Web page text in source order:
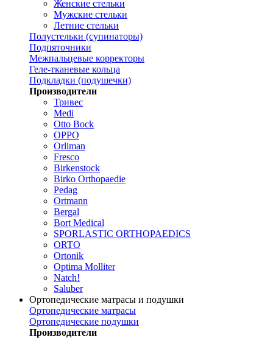
Женские стельки
Мужские стельки
Летние стельки
Полустельки (супинаторы)
Подпяточники
Межпальцевые корректоры
Геле-тканевые кольца
Подкладки (подушечки)
Производители
Тривес
Medi
Otto Bock
OPPO
Orliman
Fresco
Birkenstock
Birko Orthopaedie
Pedag
Ortmann
Bergal
Bort Medical
SPORLASTIC ORTHOPAEDICS
ORTO
Ortonik
Optima Molliter
Natch!
Saluber
Ортопедические матрасы и подушки
Ортопедические матрасы
Ортопедические подушки
Производители